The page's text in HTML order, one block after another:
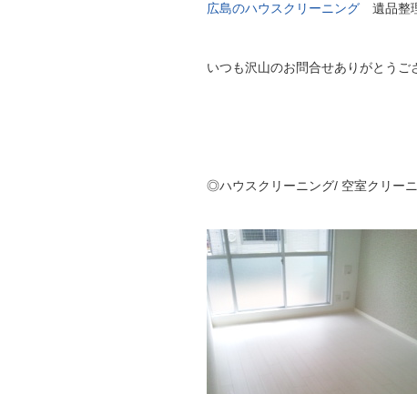
広島のハウスクリーニング 遺品整
いつも沢山のお問合せありがとうご
◎ハウスクリーニング/ 空室クリー